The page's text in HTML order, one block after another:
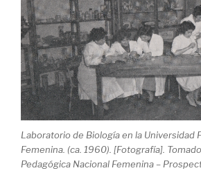
Laboratorio de Biología en la Universidad
Femenina. (ca. 1960). [Fotografía].
Pedagógica Nacional Femenina –